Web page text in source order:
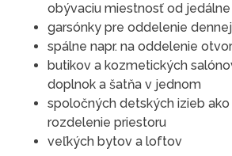
obývaciu miestnosť od jedálne
garsónky pre oddelenie
spálne napr. na oddelenie
butikov a kozmetických
doplnok a šatňa v jednom
spoločných detských izieb
rozdelenie priestoru
veľkých bytov a loftov